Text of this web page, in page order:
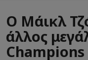
Ο Μάικλ
άλλος